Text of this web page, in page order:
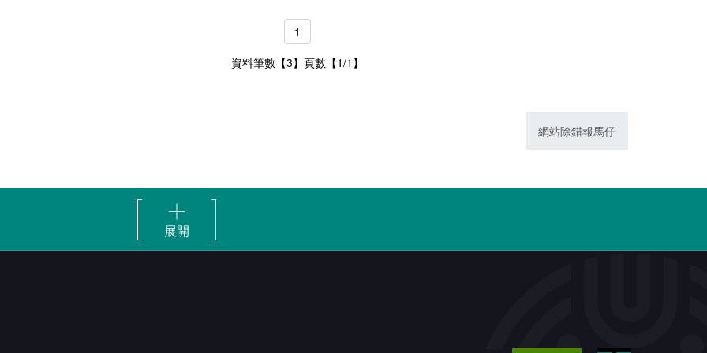
1
資料筆數【3】頁數【1/1】
網站除錯報馬仔
展開